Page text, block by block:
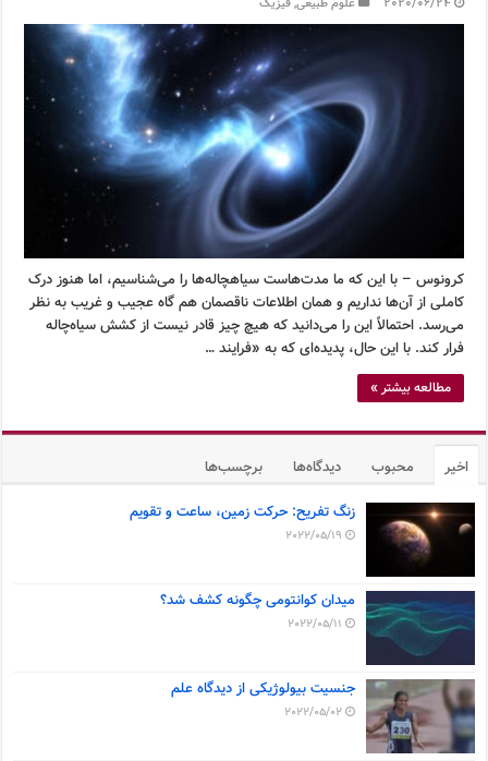
2020/06/24 علوم طبیعی,فیزیک
کرونوس – با این که ما مدت‌هاست سیاهچاله‌ها را می‌شناسیم، اما هنوز درک
کاملی از آن‌ها نداریم و همان اطلاعات ناقصمان هم گاه عجیب و غریب به نظر
می‌رسد. احتمالاً این را می‌دانید که هیچ چیز قادر نیست از کشش سیاه‌چاله
فرار کند. با این حال، پدیده‌ای که به «فرایند …
مطالعه بیشتر »
اخیر محبوب دیدگاه‌ها برچسب‌ها
زنگ تفریح: حرکت زمین، ساعت و تقویم
2022/05/19
میدان کوانتومی چگونه کشف شد؟
2022/05/11
جنسیت بیولوژیکی از دیدگاه علم
2022/05/02